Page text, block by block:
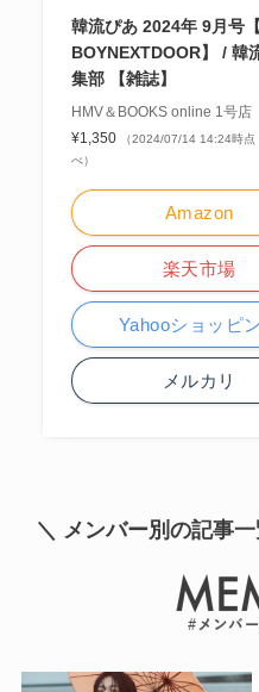
韓流ぴあ 2024年 9月号
BOYNEXTDOOR】 / 韓
集部 【雑誌】
HMV＆BOOKS online 1号店
¥1,350
（2024/07/14 14:24時点
べ）
Amazon
楽天市場
Yahooショッピ
メルカリ
＼ メンバー別の記事